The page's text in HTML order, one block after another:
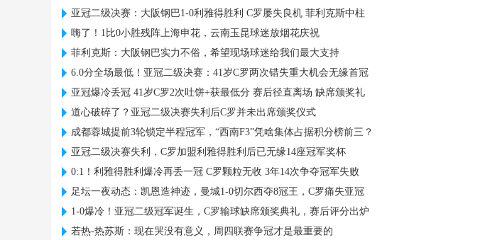
亚冠二级决赛：大阪钢巴1-0利雅得胜利 C罗屡失良机 菲利克斯中柱
嗨了！1比0小胜残阵上海申花，云南玉昆球迷放烟花庆祝
菲利克斯：大阪钢巴实力不俗，希望现场球迷给我们最大支持
6.0分全场最低！亚冠二级决赛：41岁C罗两次错失重大机会无缘首冠
亚冠爆冷丢冠 41岁C罗2次吐饼+获最低分 赛后径直离场 缺席颁奖礼
道心破碎了？亚冠二级决赛失利后C罗并未出席颁奖仪式
成都蓉城提前3轮锁定半程冠军，“西南F3”凭啥集体占据积分榜前三？
亚冠二级决赛失利，C罗加盟利雅得胜利后已无缘14座冠军奖杯
0:1！利雅得胜利爆冷再丢一冠 C罗颗粒无收 3年14次争夺冠军失败
足坛一夜动态：凯恩造神迹，曼城1-0切尔西夺8冠王，C罗痛失亚冠
1-0爆冷！亚冠二级冠军诞生，C罗输球缺席颁奖典礼，赛后评分出炉
若热-热苏斯：现在哭没有意义，周四联赛争冠才是最重要的